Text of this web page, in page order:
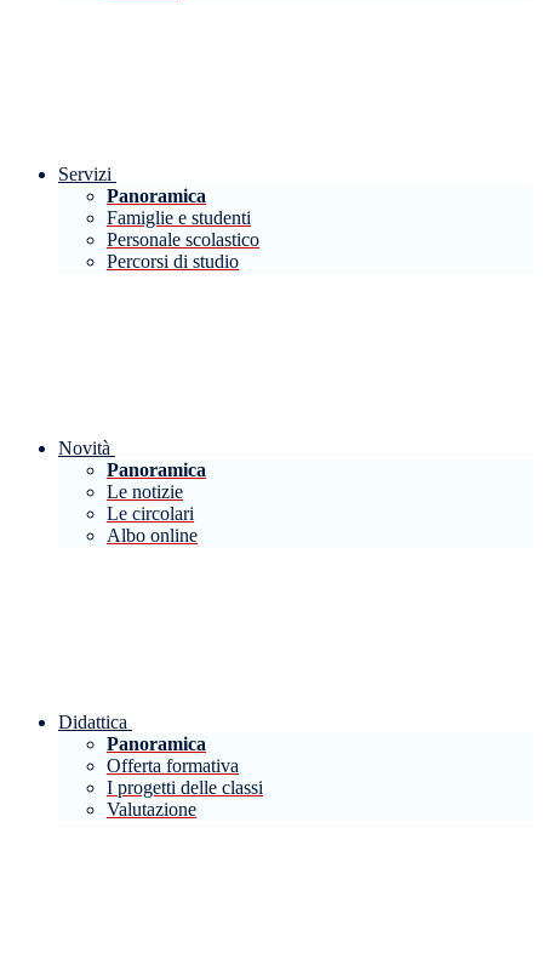
Servizi
Panoramica
Famiglie e studenti
Personale scolastico
Percorsi di studio
Novità
Panoramica
Le notizie
Le circolari
Albo online
Didattica
Panoramica
Offerta formativa
I progetti delle classi
Valutazione